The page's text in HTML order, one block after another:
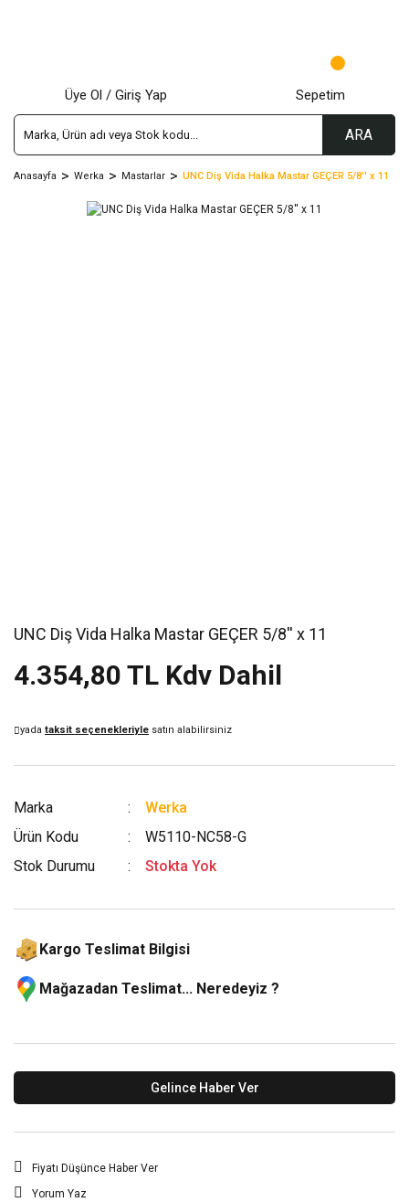
ARA
Üye Ol / Giriş Yap Sepetim
Anasayfa Werka Mastarlar UNC Diş Vida Halka Mastar GEÇER 5/8'' x 11
UNC Diş Vida Halka Mastar GEÇER 5/8'' x 11
4.354,80 TL Kdv Dahil
yada taksit seçenekleriyle satın alabilirsiniz
Marka
Werka
Ürün Kodu
W5110-NC58-G
Stok Durumu
Stokta Yok
Kargo Teslimat Bilgisi
Mağazadan Teslimat... Neredeyiz ?
Gelince Haber Ver
Fiyatı Düşünce Haber Ver
Yorum Yaz